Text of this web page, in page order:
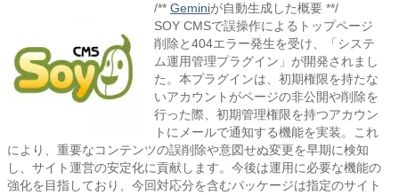
/** Geminiが自動生成した概要 **/
SOY CMSで誤操作によるトップページ
削除と404エラー発生を受け、「システ
ム運用管理プラグイン」が開発されまし
た。本プラグインは、初期権限を持たな
いアカウントがページの非公開や削除を
行った際、初期管理権限を持つアカウン
トにメールで通知する機能を実装。これ
により、重要なコンテンツの誤削除や意図せぬ変更を早期に検知
し、サイト運営の安定化に貢献します。今後は運用に必要な機能の
強化を目指しており、今回対応分を含むパッケージは指定のサイト